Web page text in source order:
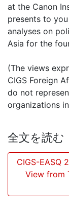
at the Canon
presents to
analyses on
Asia for the
(The views
CIGS Foreign
do not
organizations
全文を読む
CIGS-EASQ
View from